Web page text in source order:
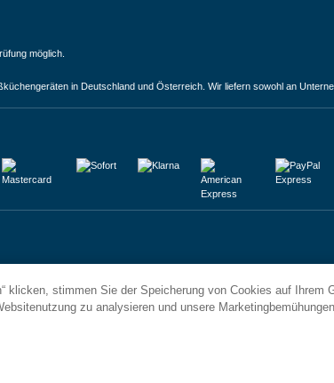
möglich.
in Deutschland und Österreich. Wir liefern sowohl an
| Nederland
klicken, stimmen Sie der Speicherung von Cookies auf Ihrem
zu analysieren und unsere